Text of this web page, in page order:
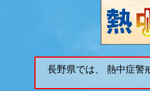
長野県では、 熱中症警